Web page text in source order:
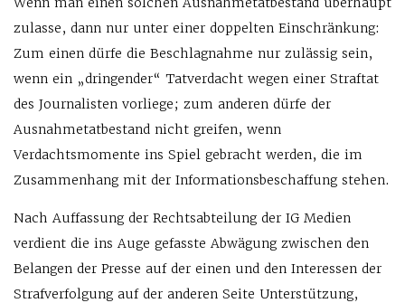
zulasse, dann nur unter einer doppelten Einschränkung:
Zum einen dürfe die Beschlagnahme nur zulässig sein,
wenn ein „dringender“ Tatverdacht wegen einer Straftat
des Journalisten vorliege; zum anderen dürfe der
Ausnahmetatbestand nicht greifen, wenn
Verdachtsmomente ins Spiel gebracht werden, die im
Zusammenhang mit der Informationsbeschaffung stehen.
Nach Auffassung der Rechtsabteilung der IG Medien
verdient die ins Auge gefasste Abwägung zwischen den
Belangen der Presse auf der einen und den Interessen der
Strafverfolgung auf der anderen Seite Unterstützung,